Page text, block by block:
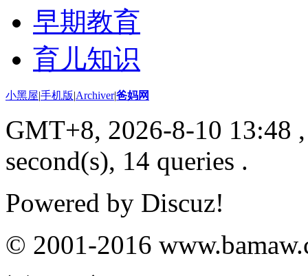
早期教育
育儿知识
小黑屋|手机版|Archiver|爸妈网
GMT+8, 2026-8-10 13:48
second(s), 14 queries .
Powered by Discuz!
© 2001-2016